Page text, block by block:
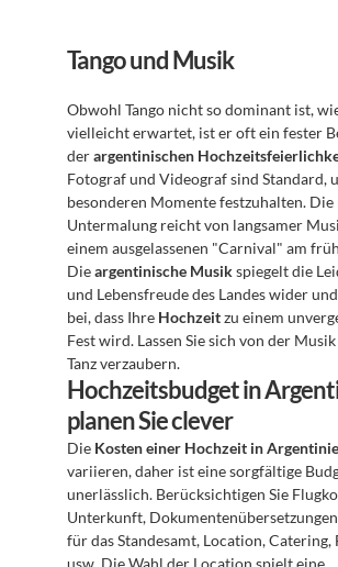
Tango und Musik
Obwohl Tango nicht so dominant ist,
vielleicht erwartet, ist er oft ein fester
der argentinischen
Fotograf und Videograf sind Standard,
besonderen Momente festzuhalten.
Untermalung reicht von langsamer
einem ausgelassenen "Carnival" am
Die argentinische Musik spiegelt die
und Lebensfreude des Landes wider
bei, dass Ihre Hochzeit zu einem
Fest wird. Lassen Sie sich von der
Tanz verzaubern.
Hochzeitsbudget in
planen Sie clever
Die Kosten einer Hochzeit in
variieren, daher ist eine sorgfältige
unerlässlich. Berücksichtigen Sie
Unterkunft,
für das Standesamt, Location, Catering,
usw. Die Wahl der Location spielt eine